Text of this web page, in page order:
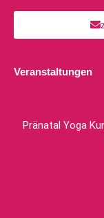
Veranstaltungen
Pränatal Yoga